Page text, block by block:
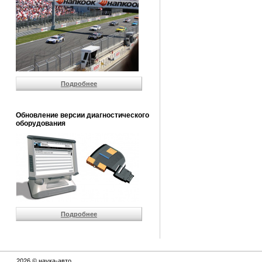
Подробнее
Обновление версии диагностического
оборудования
Подробнее